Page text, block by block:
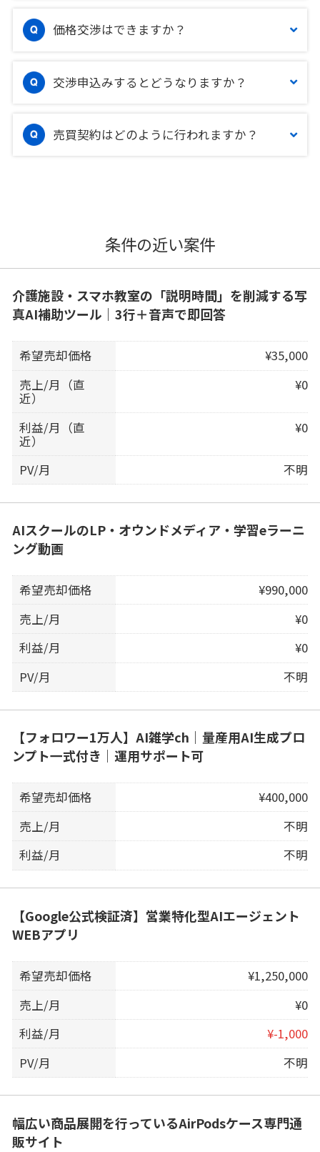
価格交渉はできますか？
交渉申込みするとどうなりますか？
売買契約はどのように行われますか？
条件の近い案件
介護施設・スマホ教室の「説明時間」を削減する写
真AI補助ツール｜3行＋音声で即回答
希望売却価格
¥35,000
売上/月（直
近）
¥0
利益/月（直
近）
¥0
PV/月 不明
AIスクールのLP・オウンドメディア・学習eラーニ
ング動画
希望売却価格
¥990,000
売上/月
¥0
利益/月
¥0
PV/月
不明
【フォロワー1万人】AI雑学ch｜量産用AI生成プロ
ンプト一式付き｜運用サポート可
希望売却価格
¥400,000
売上/月
不明
利益/月
不明
【Google公式検証済】営業特化型AIエージェント
WEBアプリ
希望売却価格
¥1,250,000
売上/月
¥0
利益/月
¥-1,000
PV/月
不明
幅広い商品展開を行っているAirPodsケース専門通
販サイト